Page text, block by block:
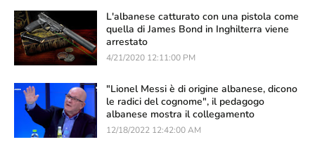
L'albanese catturato con una pistola come
quella di James Bond in Inghilterra viene
arrestato
4/21/2020 12:11:00 PM
"Lionel Messi è di origine albanese, dicono
le radici del cognome", il pedagogo
albanese mostra il collegamento
12/18/2022 12:42:00 AM